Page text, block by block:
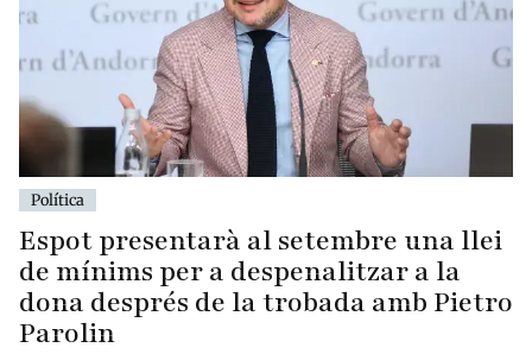
Política
Espot presentarà al setembre una llei
de mínims per a despenalitzar a la
dona després de la trobada amb Pietro
Parolin